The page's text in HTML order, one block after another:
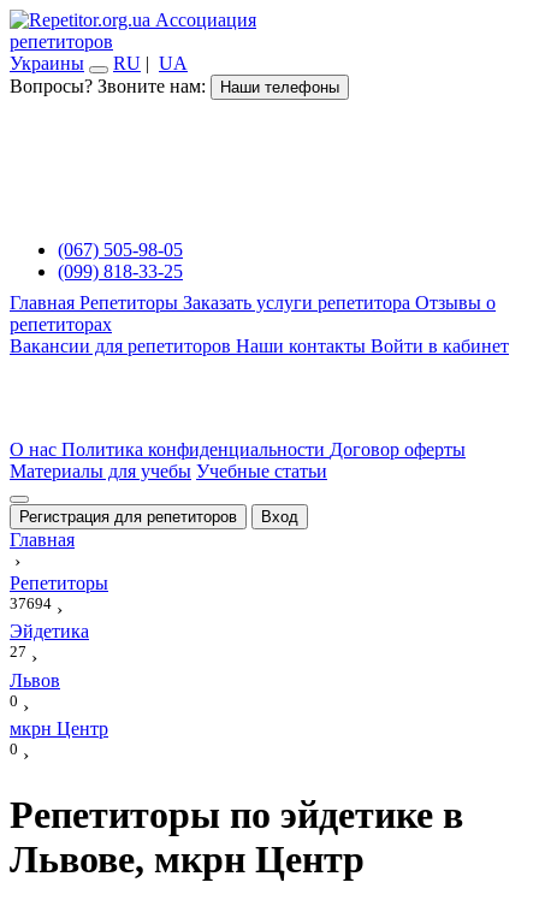
Ассоциация
репетиторов
Украины
RU | UA
Вопросы? Звоните нам:
Наши телефоны
(067) 505-98-05
(099) 818-33-25
Главная Репетиторы Заказать услуги репетитора Отзывы о
репетиторах
Вакансии для репетиторов Наши контакты Войти в кабинет
О нас Политика конфиденциальности Договор оферты
Материалы для учебы Учебные статьи
Регистрация для репетиторов Вход
Главная
›
Репетиторы
37694 ›
Эйдетика
27 ›
Львов
0 ›
мкрн Центр
0 ›
Репетиторы по эйдетике в
Львове, мкрн Центр